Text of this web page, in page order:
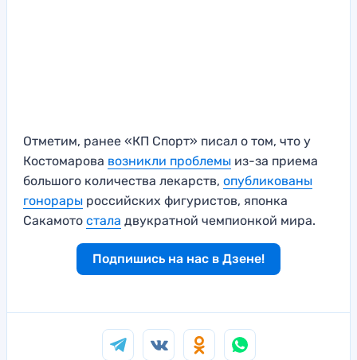
Отметим, ранее «КП Спорт» писал о том, что у
Костомарова возникли проблемы из-за приема
большого количества лекарств, опубликованы
гонорары российских фигуристов, японка
Сакамото стала двукратной чемпионкой мира.
Подпишись на нас в Дзене!